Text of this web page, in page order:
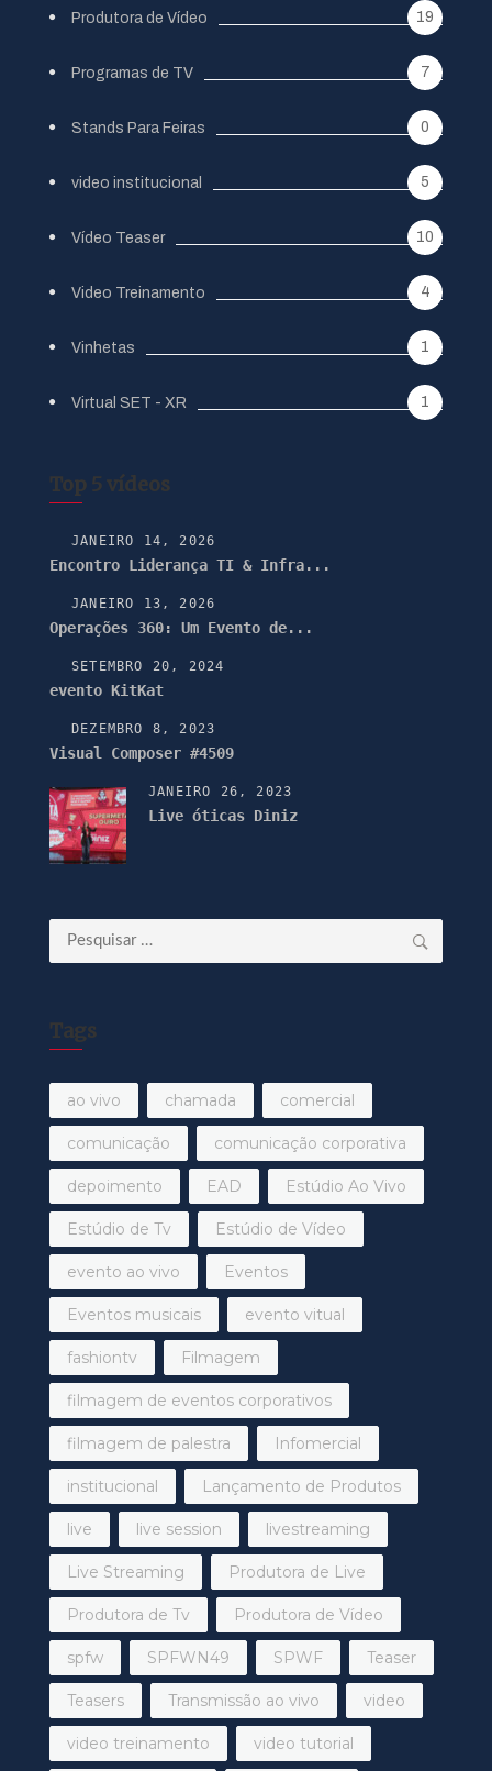
Produtora de Vídeo 19
Programas de TV 7
Stands Para Feiras 0
video institucional 5
Vídeo Teaser 10
Video Treinamento 4
Vinhetas 1
Virtual SET - XR 1
Top 5 vídeos
JANEIRO 14, 2026
Encontro Liderança TI & Infra...
JANEIRO 13, 2026
Operações 360: Um Evento de...
SETEMBRO 20, 2024
evento KitKat
DEZEMBRO 8, 2023
Visual Composer #4509
JANEIRO 26, 2023
Live óticas Diniz
Pesquisar
por:
Tags
ao vivo chamada comercial
comunicação comunicação corporativa
depoimento EAD Estúdio Ao Vivo
Estúdio de Tv Estúdio de Vídeo
evento ao vivo Eventos
Eventos musicais evento vitual
fashiontv Filmagem
filmagem de eventos corporativos
filmagem de palestra Infomercial
institucional Lançamento de Produtos
live live session livestreaming
Live Streaming Produtora de Live
Produtora de Tv Produtora de Vídeo
spfw SPFWN49 SPWF Teaser
Teasers Transmissão ao vivo video
video treinamento video tutorial